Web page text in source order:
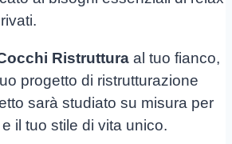
Ristruttura al tuo fianco,
progetto di ristrutturazione
sarà studiato su misura per
il tuo stile di vita unico.